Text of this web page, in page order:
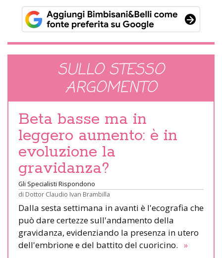
SULLO STESSO
ARGOMENTO
Beta basse ma in
leggero aumento: è in
evoluzione la
gravidanza?
Gli Specialisti Rispondono
di Dottor Claudio Ivan Brambilla
Dalla sesta settimana in avanti è l'ecografia che
può dare certezze sull'andamento della
gravidanza, evidenziando la presenza in utero
dell'embrione e del battito del cuoricino. »